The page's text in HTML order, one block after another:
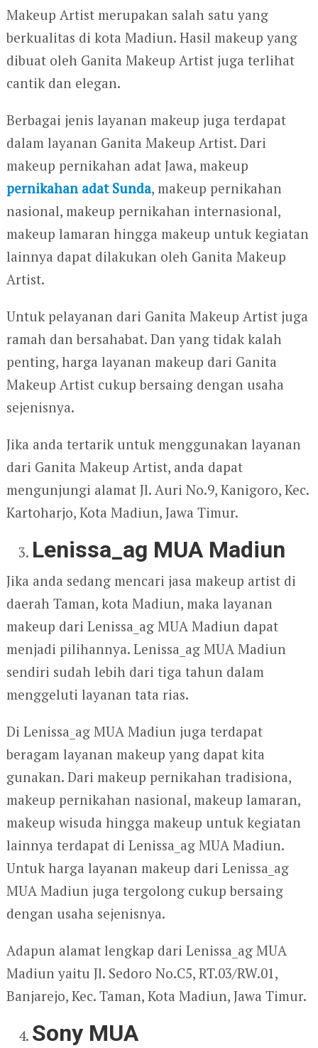
Makeup Artist merupakan salah satu yang
berkualitas di kota Madiun. Hasil makeup yang
dibuat oleh Ganita Makeup Artist juga terlihat
cantik dan elegan.
Berbagai jenis layanan makeup juga terdapat
dalam layanan Ganita Makeup Artist. Dari
makeup pernikahan adat Jawa, makeup
pernikahan adat Sunda, makeup pernikahan
nasional, makeup pernikahan internasional,
makeup lamaran hingga makeup untuk kegiatan
lainnya dapat dilakukan oleh Ganita Makeup
Artist.
Untuk pelayanan dari Ganita Makeup Artist juga
ramah dan bersahabat. Dan yang tidak kalah
penting, harga layanan makeup dari Ganita
Makeup Artist cukup bersaing dengan usaha
sejenisnya.
Jika anda tertarik untuk menggunakan layanan
dari Ganita Makeup Artist, anda dapat
mengunjungi alamat Jl. Auri No.9, Kanigoro, Kec.
Kartoharjo, Kota Madiun, Jawa Timur.
Lenissa_ag MUA Madiun
Jika anda sedang mencari jasa makeup artist di
daerah Taman, kota Madiun, maka layanan
makeup dari Lenissa_ag MUA Madiun dapat
menjadi pilihannya. Lenissa_ag MUA Madiun
sendiri sudah lebih dari tiga tahun dalam
menggeluti layanan tata rias.
Di Lenissa_ag MUA Madiun juga terdapat
beragam layanan makeup yang dapat kita
gunakan. Dari makeup pernikahan tradisiona,
makeup pernikahan nasional, makeup lamaran,
makeup wisuda hingga makeup untuk kegiatan
lainnya terdapat di Lenissa_ag MUA Madiun.
Untuk harga layanan makeup dari Lenissa_ag
MUA Madiun juga tergolong cukup bersaing
dengan usaha sejenisnya.
Adapun alamat lengkap dari Lenissa_ag MUA
Madiun yaitu Jl. Sedoro No.C5, RT.03/RW.01,
Banjarejo, Kec. Taman, Kota Madiun, Jawa Timur.
Sony MUA